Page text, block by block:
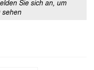
Sie sich an, um
sehen